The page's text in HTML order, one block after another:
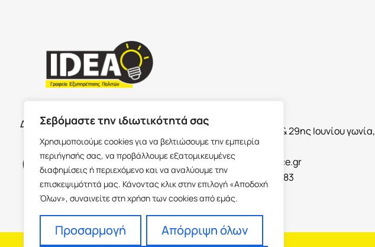
Σεβόμαστε την ιδιωτικότητά σας
Χρησιμοποιούμε cookies για να βελτιώσουμε την εμπειρία
περιήγησής σας, να προβάλλουμε εξατομικευμένες
διαφημίσεις ή περιεχόμενο και να αναλύουμε την
επισκεψιμότητά μας. Κάνοντας κλικ στην επιλογή «Αποδοχή
Όλων», συναινείτε στη χρήση των cookies από εμάς.
Προσαρμογή Απόρριψη όλων
Δευτέρα με Παρασκευή 09:00-17:00
Παύλου Μελά & 29ης Ιουνίου γωνία,
Ισόγειο 62100
info@ideaoffice.gr
+30 23213 02583